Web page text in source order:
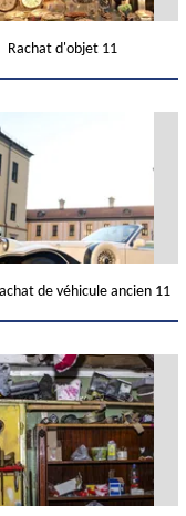
Rachat d'objet 11
de véhicule ancien 11